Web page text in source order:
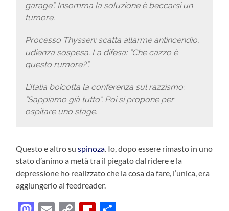
garage”. Insomma la soluzione è beccarsi un
tumore.
Processo Thyssen: scatta allarme antincendio,
udienza sospesa. La difesa: “Che cazzo è
questo rumore?”.
L’Italia boicotta la conferenza sul razzismo:
“Sappiamo già tutto”. Poi si propone per
ospitare uno stage.
Questo e altro suspinoza . Io, dopo essere rimasto in uno
stato d’animo a metà tra il piegato dal ridere e la
depressione ho realizzato che la cosa da fare, l’unica, era
aggiungerlo al feedreader.